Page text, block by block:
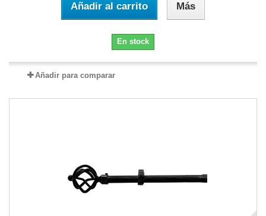
Añadir al carrito Más
En stock
Añadir para comparar